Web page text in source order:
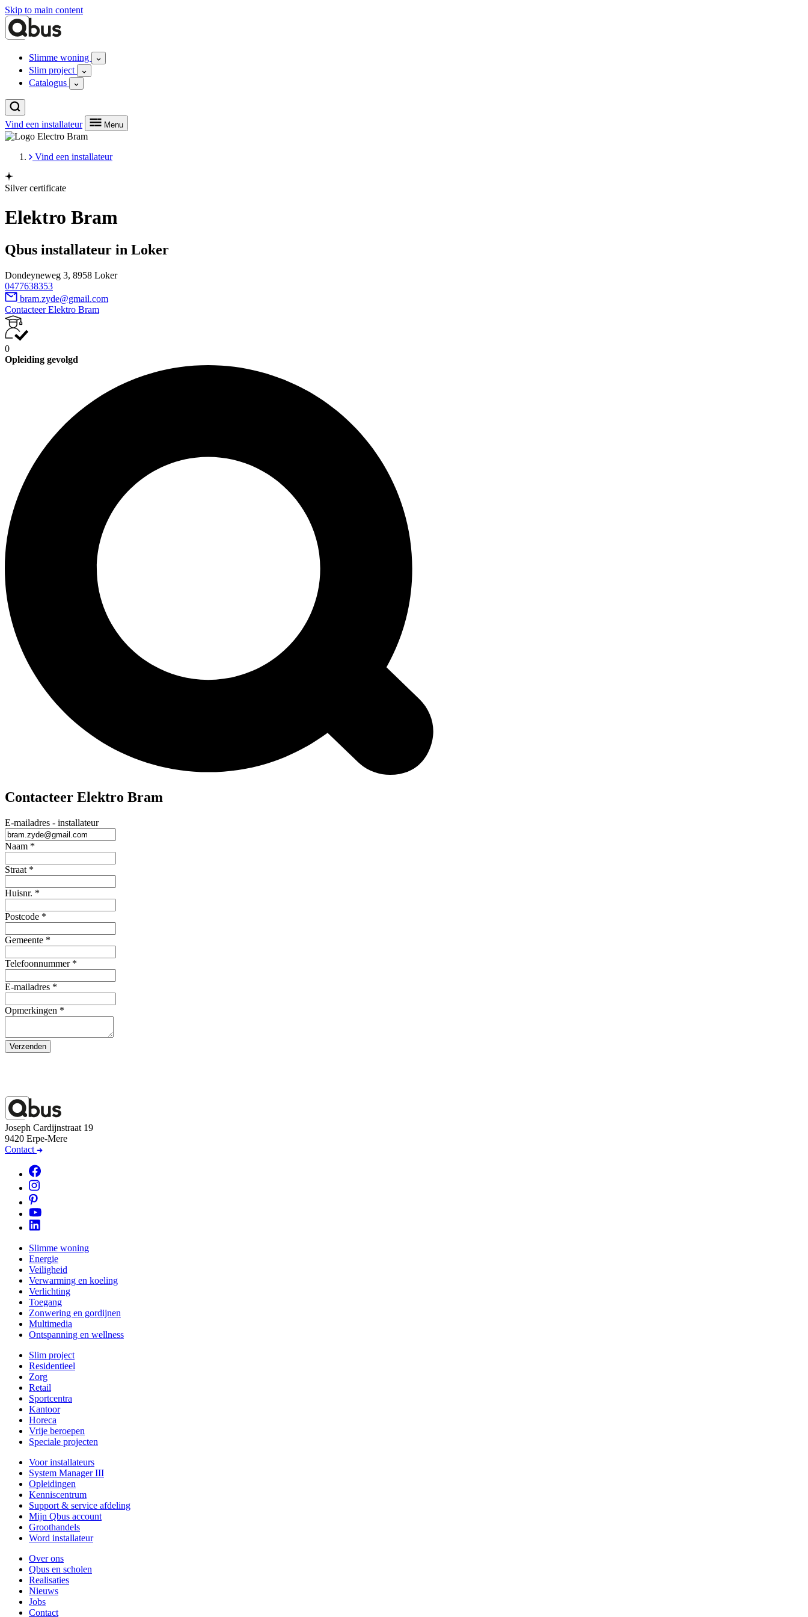
Skip to main content
Slimme woning
Slim project
Catalogus
Vind een installateur Menu
Vind een installateur
Silver certificate
Elektro Bram
Qbus installateur in Loker
Dondeyneweg 3, 8958 Loker
0477638353
bram.zyde@gmail.com
Contacteer Elektro Bram
0
Opleiding gevolgd
Contacteer Elektro Bram
E-mailadres - installateur
Naam *
Straat *
Huisnr. *
Postcode *
Gemeente *
Telefoonnummer *
E-mailadres *
Opmerkingen *
Verzenden
Joseph Cardijnstraat 19
9420 Erpe-Mere
Contact
Slimme woning
Energie
Veiligheid
Verwarming en koeling
Verlichting
Toegang
Zonwering en gordijnen
Multimedia
Ontspanning en wellness
Slim project
Residentieel
Zorg
Retail
Sportcentra
Kantoor
Horeca
Vrije beroepen
Speciale projecten
Voor installateurs
System Manager III
Opleidingen
Kenniscentrum
Support & service afdeling
Mijn Qbus account
Groothandels
Word installateur
Over ons
Qbus en scholen
Realisaties
Nieuws
Jobs
Contact